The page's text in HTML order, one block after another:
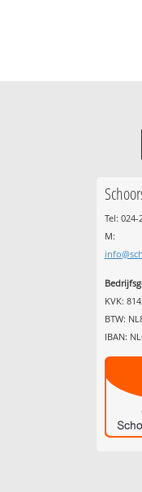
Tel: 024-
M:
KVK:
BTW:
IBAN: